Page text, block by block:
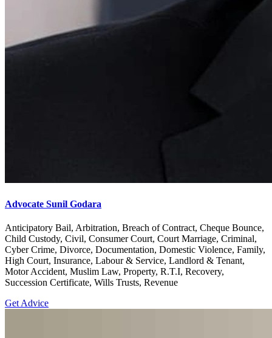
Advocate Sunil Godara
Anticipatory Bail, Arbitration, Breach of Contract, Cheque Bounce,
Child Custody, Civil, Consumer Court, Court Marriage, Criminal,
Cyber Crime, Divorce, Documentation, Domestic Violence, Family,
High Court, Insurance, Labour & Service, Landlord & Tenant,
Motor Accident, Muslim Law, Property, R.T.I, Recovery,
Succession Certificate, Wills Trusts, Revenue
Get Advice